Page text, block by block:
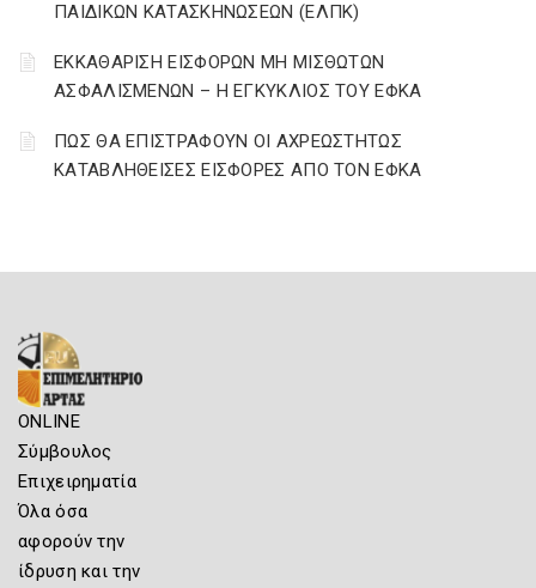
ΠΑΙΔΙΚΩΝ ΚΑΤΑΣΚΗΝΩΣΕΩΝ (ΕΛΠΚ)
ΕΚΚΑΘΑΡΙΣΗ ΕΙΣΦΟΡΩΝ ΜΗ ΜΙΣΘΩΤΩΝ
ΑΣΦΑΛΙΣΜΕΝΩΝ – Η ΕΓΚΥΚΛΙΟΣ ΤΟΥ ΕΦΚΑ
ΠΩΣ ΘΑ ΕΠΙΣΤΡΑΦΟΥΝ ΟΙ ΑΧΡΕΩΣΤΗΤΩΣ
ΚΑΤΑΒΛΗΘΕΙΣΕΣ ΕΙΣΦΟΡΕΣ ΑΠΟ ΤΟΝ ΕΦΚΑ
ONLINE
Σύμβουλος
Επιχειρηματία
Όλα όσα
αφορούν την
ίδρυση και την